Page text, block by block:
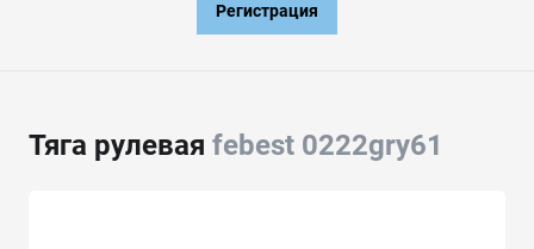
Регистрация
Тяга рулевая febest 0222gry61